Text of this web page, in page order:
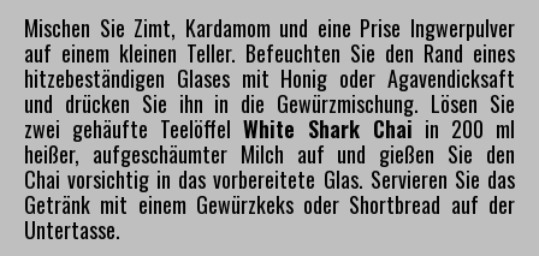
Mischen Sie Zimt, Kardamom und eine Prise Ingwerpulver
auf einem kleinen Teller. Befeuchten Sie den Rand eines
hitzebeständigen Glases mit Honig oder Agavendicksaft
und drücken Sie ihn in die Gewürzmischung. Lösen Sie
zwei gehäufte Teelöffel White Shark Chai in 200 ml
heißer, aufgeschäumter Milch auf und gießen Sie den
Chai vorsichtig in das vorbereitete Glas. Servieren Sie das
Getränk mit einem Gewürzkeks oder Shortbread auf der
Untertasse.